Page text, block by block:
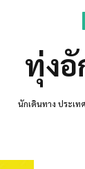
ทุ่งอั
นักเดินทาง ประเท